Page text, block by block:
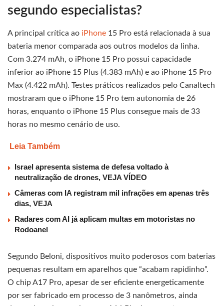
segundo especialistas?
A principal crítica ao iPhone 15 Pro está relacionada à sua
bateria menor comparada aos outros modelos da linha.
Com 3.274 mAh, o iPhone 15 Pro possui capacidade
inferior ao iPhone 15 Plus (4.383 mAh) e ao iPhone 15 Pro
Max (4.422 mAh). Testes práticos realizados pelo Canaltech
mostraram que o iPhone 15 Pro tem autonomia de 26
horas, enquanto o iPhone 15 Plus consegue mais de 33
horas no mesmo cenário de uso.
Leia Também
Israel apresenta sistema de defesa voltado à
neutralização de drones, VEJA VÍDEO
Câmeras com IA registram mil infrações em apenas três
dias, VEJA
Radares com AI já aplicam multas em motoristas no
Rodoanel
Segundo Beloni, dispositivos muito poderosos com baterias
pequenas resultam em aparelhos que “acabam rapidinho”.
O chip A17 Pro, apesar de ser eficiente energeticamente
por ser fabricado em processo de 3 nanômetros, ainda